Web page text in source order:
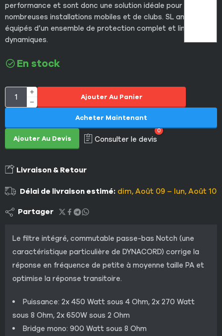
performance et sont donc une solution idéale pour de
nombreuses installations mobiles et de clubs. SL amplis sont
équipés d’un ensemble de protection complet et limiteurs
dynamiques.
En stock
Ajouter Au Panier
Ajouter Au Devis Consulter le devis
0
Acheter Maintenant
Livraison & Retour
Délai de livraison estimé: dim, Août 09 – lun, Août 10
Partager
Le filtre intégré, commutable passe-bas Notch (une
caractéristique particulière de DYNACORD) corrige la
réponse en fréquence de petite à moyenne taille PA et
optimise la réponse transitoire.
Puissance: 2x 450 Watt sous 4 Ohm, 2x 270 Watt
sous 8 Ohm, 2x 650W sous 2 Ohm
Bridge mono: 900 Watt sous 8 Ohm